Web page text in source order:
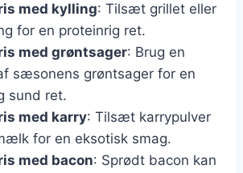
med kylling: Tilsæt grillet eller
for en proteinrig ret.
med grøntsager: Brug en
sæsonens grøntsager for en
sund ret.
med karry: Tilsæt karrypulver
for en eksotisk smag.
med bacon: Sprødt bacon kan